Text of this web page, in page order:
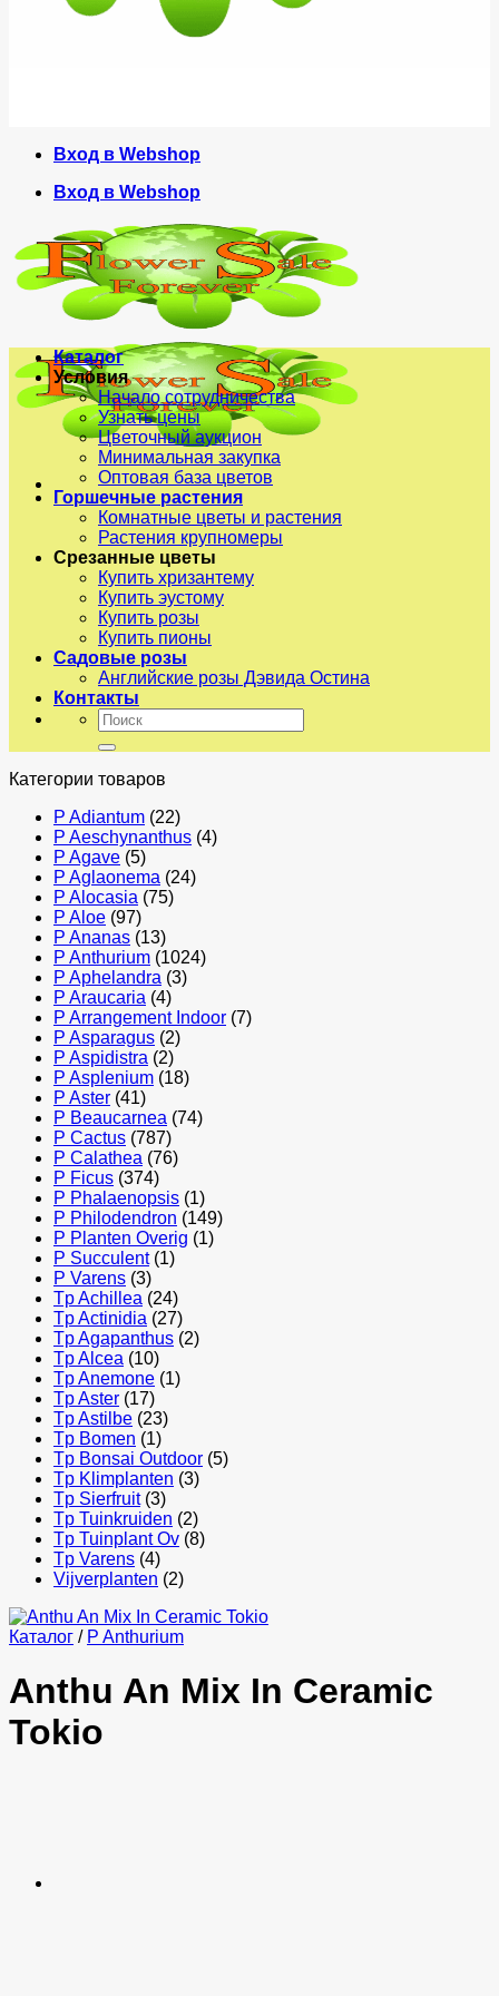
Вход в Webshop
Вход в Webshop
Каталог
Условия
Начало сотрудничества
Узнать цены
Цветочный аукцион
Минимальная закупка
Оптовая база цветов
Горшечные растения
Комнатные цветы и растения
Растения крупномеры
Срезанные цветы
Купить хризантему
Купить эустому
Купить розы
Купить пионы
Садовые розы
Английские розы Дэвида Остина
Контакты
Искать:
Категории товаров
P Adiantum (22)
P Aeschynanthus (4)
P Agave (5)
P Aglaonema (24)
P Alocasia (75)
P Aloe (97)
P Ananas (13)
P Anthurium (1024)
P Aphelandra (3)
P Araucaria (4)
P Arrangement Indoor (7)
P Asparagus (2)
P Aspidistra (2)
P Asplenium (18)
P Aster (41)
P Beaucarnea (74)
P Cactus (787)
P Calathea (76)
P Ficus (374)
P Phalaenopsis (1)
P Philodendron (149)
P Planten Overig (1)
P Succulent (1)
P Varens (3)
Tp Achillea (24)
Tp Actinidia (27)
Tp Agapanthus (2)
Tp Alcea (10)
Tp Anemone (1)
Tp Aster (17)
Tp Astilbe (23)
Tp Bomen (1)
Tp Bonsai Outdoor (5)
Tp Klimplanten (3)
Tp Sierfruit (3)
Tp Tuinkruiden (2)
Tp Tuinplant Ov (8)
Tp Varens (4)
Vijverplanten (2)
Каталог / P Anthurium
Anthu An Mix In Ceramic
Tokio